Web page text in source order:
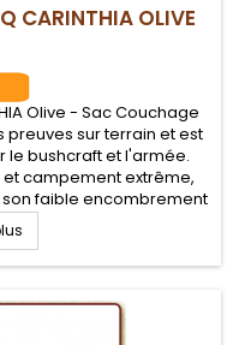
CARINTHIA OLIVE
Olive - Sac Couchage
preuves sur terrain et est
le bushcraft et l'armée.
campement extrême,
faible encombrement
confort de +3.9°C